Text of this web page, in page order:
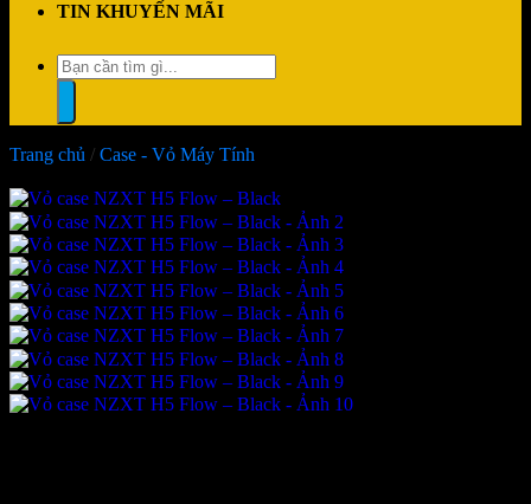
TIN KHUYẾN MÃI
Tìm
kiếm:
Trang chủ / Case - Vỏ Máy Tính